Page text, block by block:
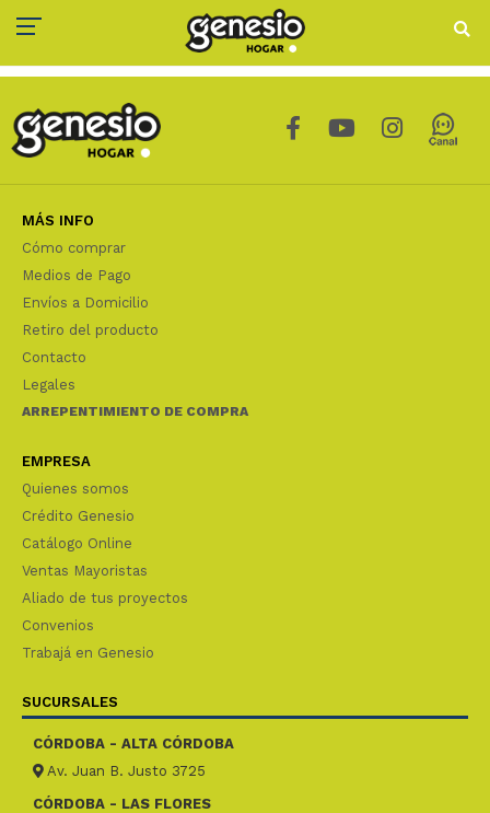
MÁS INFO
Cómo comprar
Medios de Pago
Envíos a Domicilio
Retiro del producto
Contacto
Legales
ARREPENTIMIENTO DE COMPRA
EMPRESA
Quienes somos
Crédito Genesio
Catálogo Online
Ventas Mayoristas
Aliado de tus proyectos
Convenios
Trabajá en Genesio
SUCURSALES
CÓRDOBA - ALTA CÓRDOBA
Av. Juan B. Justo 3725
CÓRDOBA - LAS FLORES